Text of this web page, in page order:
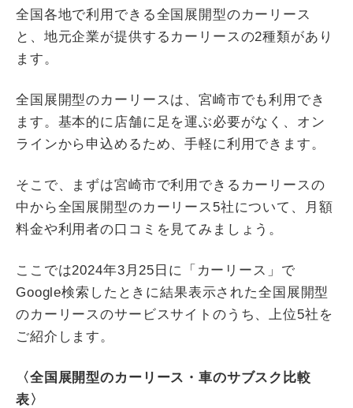
全国各地で利用できる全国展開型のカーリース
と、地元企業が提供するカーリースの2種類があり
ます。
全国展開型のカーリースは、宮崎市でも利用でき
ます。基本的に店舗に足を運ぶ必要がなく、オン
ラインから申込めるため、手軽に利用できます。
そこで、まずは宮崎市で利用できるカーリースの
中から全国展開型のカーリース5社について、月額
料金や利用者の口コミを見てみましょう。
ここでは2024年3月25日に「カーリース」で
Google検索したときに結果表示された全国展開型
のカーリースのサービスサイトのうち、上位5社を
ご紹介します。
〈全国展開型のカーリース・車のサブスク比較
表〉